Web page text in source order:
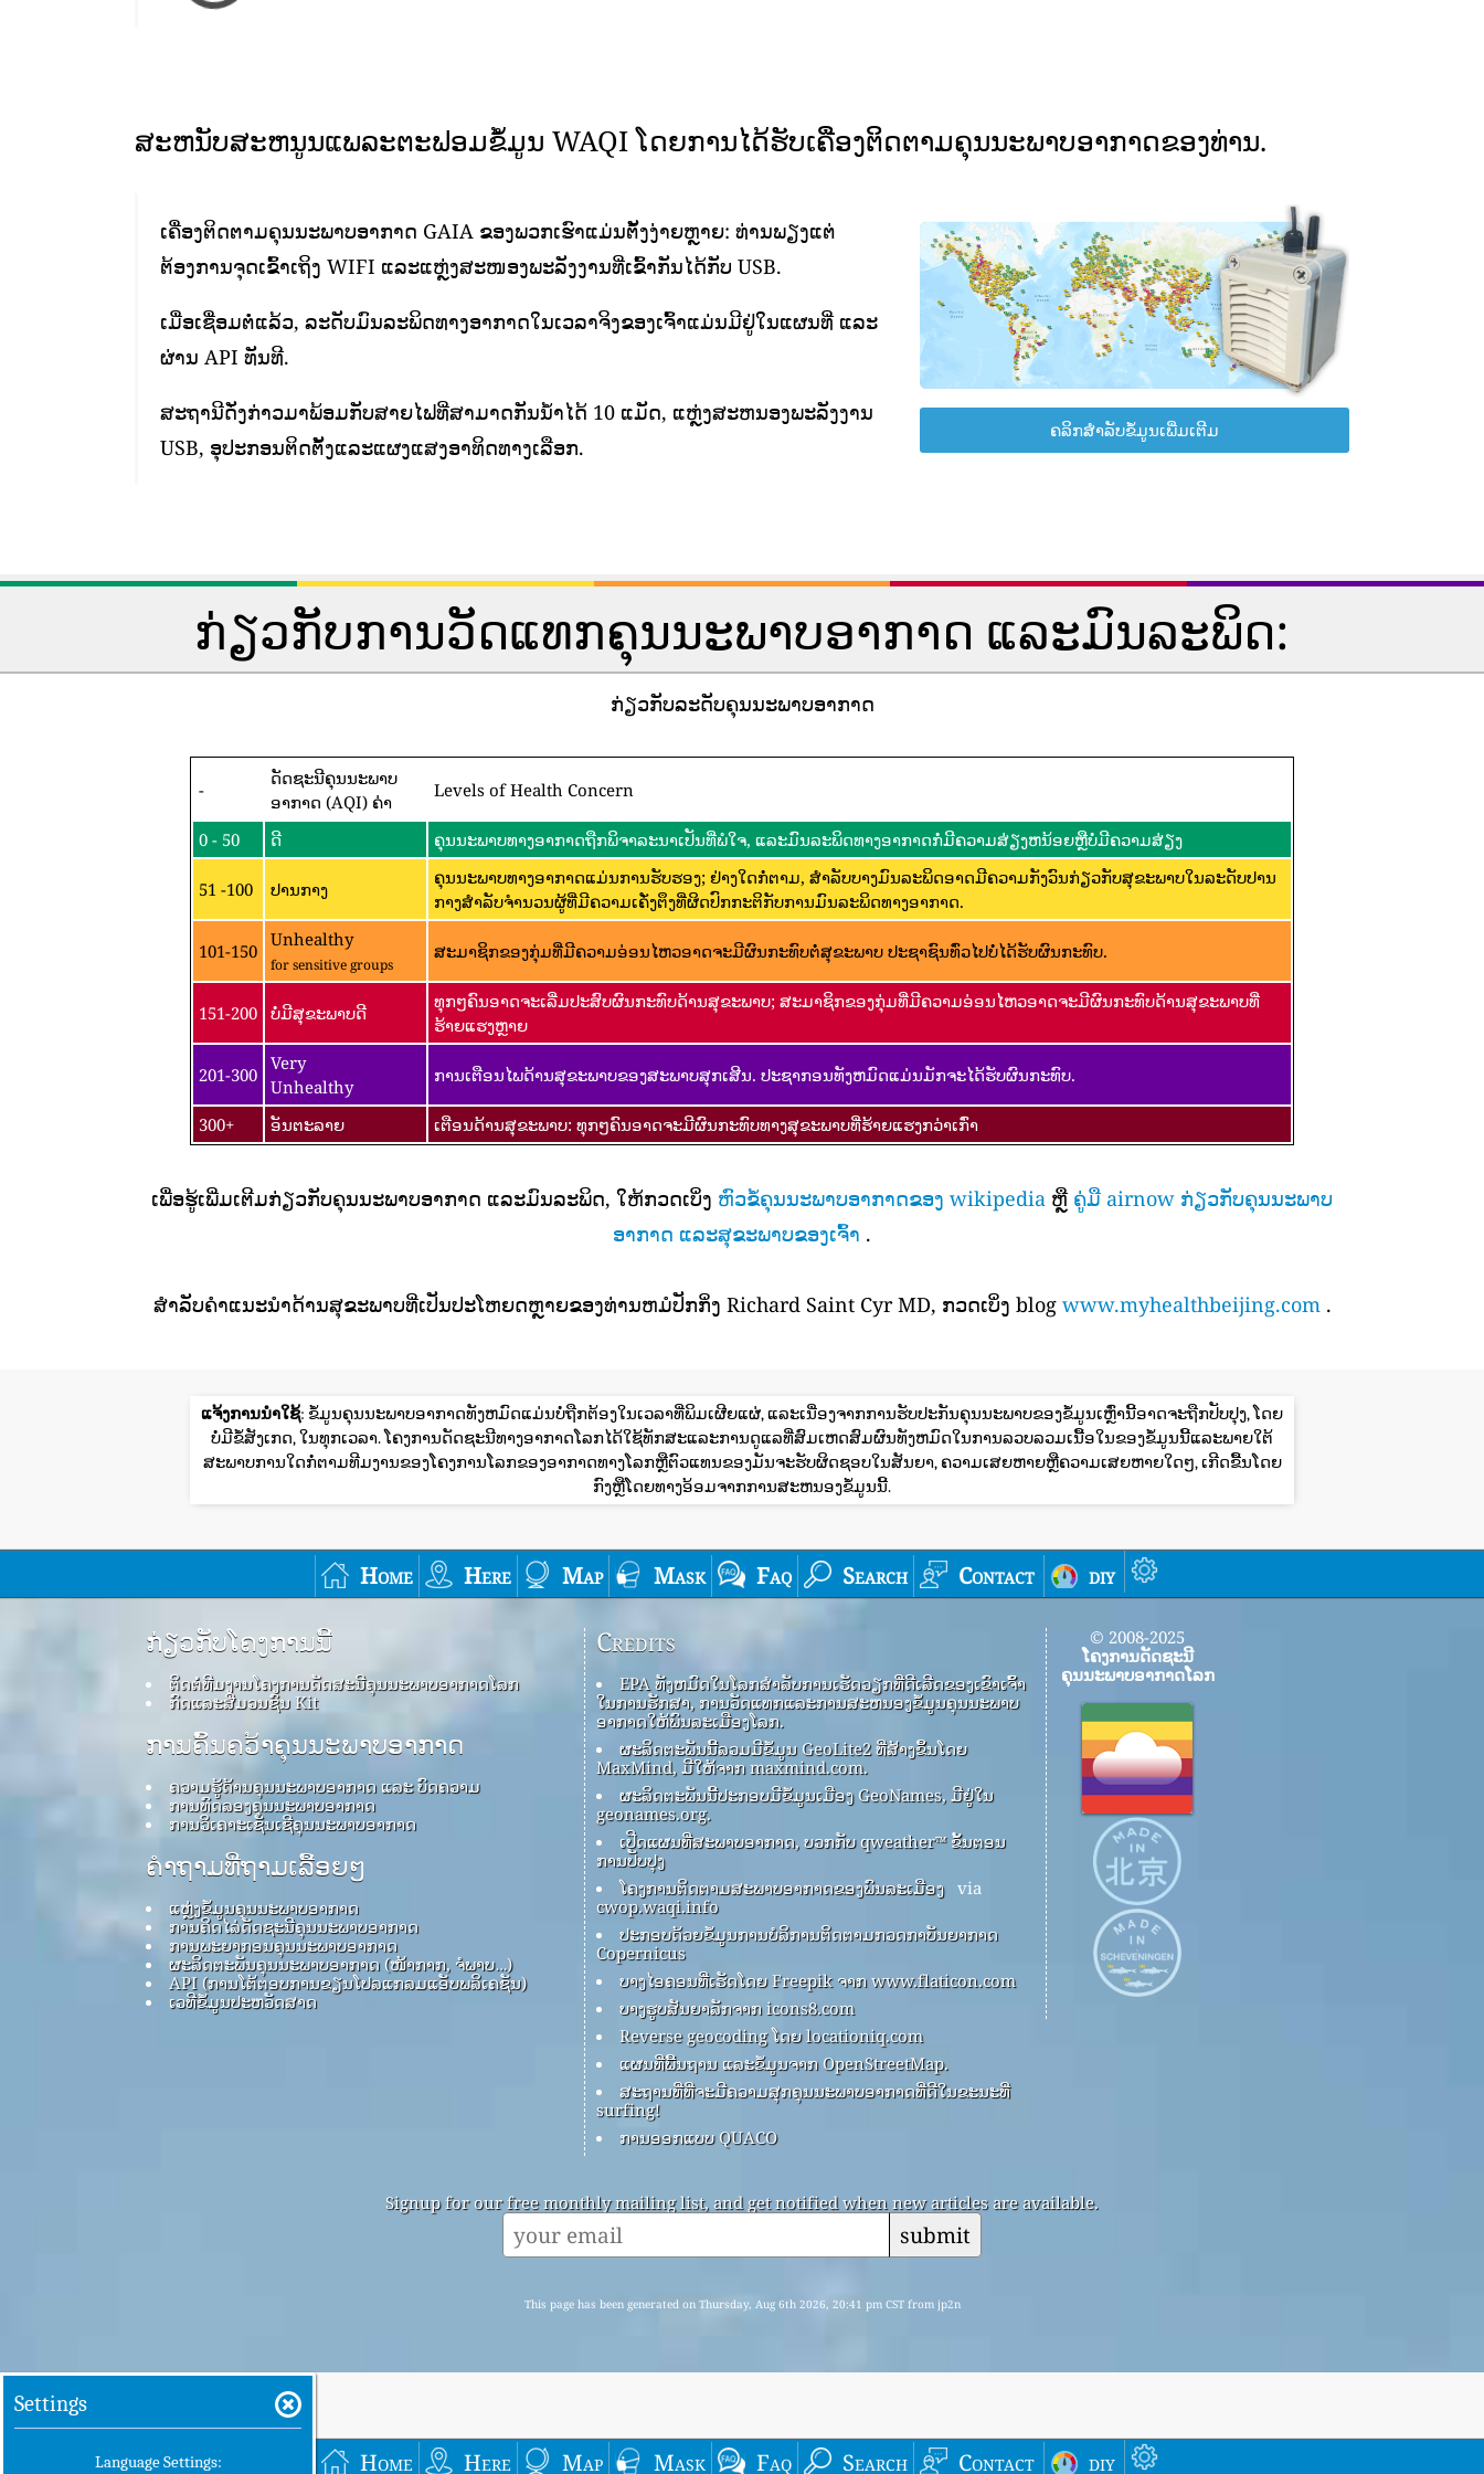
Home Here Map Mask Faq Search Contact diy
ສະຫນັບສະຫນູນແພລະຕະຟອມຂໍ້ມູນ WAQI ໂດຍການໄດ້ຮັບເຄື່ອງຕິດຕາມຄຸນນະພາບອາກາດຂອງທ່ານ.
ເຄື່ອງຕິດຕາມຄຸນນະພາບອາກາດ GAIA ຂອງພວກເຮົາແມ່ນຕັ້ງງ່າຍຫຼາຍ: ທ່ານພຽງແຕ່
ຕ້ອງການຈຸດເຂົ້າເຖິງ WIFI ແລະແຫຼ່ງສະໜອງພະລັງງານທີ່ເຂົ້າກັນໄດ້ກັບ USB.
ເມື່ອເຊື່ອມຕໍ່ແລ້ວ, ລະດັບມົນລະພິດທາງອາກາດໃນເວລາຈິງຂອງເຈົ້າແມ່ນມີຢູ່ໃນແຜນທີ່ ແລະ
ຜ່ານ API ທັນທີ.
ສະຖານີດັ່ງກ່າວມາພ້ອມກັບສາຍໄຟທີ່ສາມາດກັນນ້ໍາໄດ້ 10 ແມັດ, ແຫຼ່ງສະຫນອງພະລັງງານ
USB, ອຸປະກອນຕິດຕັ້ງແລະແຜງແສງອາທິດທາງເລືອກ.
ຄລິກສຳລັບຂໍ້ມູນເພີ່ມເຕີມ
ກ່ຽວກັບການວັດແທກຄຸນນະພາບອາກາດ ແລະມົນລະພິດ:
ກ່ຽວກັບລະດັບຄຸນນະພາບອາກາດ
-
ດັດຊະນີຄຸນນະພາບ
ອາກາດ (AQI) ຄ່າ
Levels of Health Concern
0 - 50 ດີ ຄຸນນະພາບທາງອາກາດຖືກພິຈາລະນາເປັນທີ່ພໍໃຈ, ແລະມົນລະພິດທາງອາກາດກໍ່ມີຄວາມສ່ຽງຫນ້ອຍຫຼືບໍ່ມີຄວາມສ່ຽງ
51 -100 ປານກາງ
ຄຸນນະພາບທາງອາກາດແມ່ນການຮັບຮອງ; ຢ່າງໃດກໍ່ຕາມ, ສໍາລັບບາງມົນລະພິດອາດມີຄວາມກັງວົນກ່ຽວກັບສຸຂະພາບໃນລະດັບປານ
ກາງສໍາລັບຈໍານວນຜູ້ທີ່ມີຄວາມເຄັ່ງຕຶງທີ່ຜິດປົກກະຕິກັບການມົນລະພິດທາງອາກາດ.
101-150
Unhealthy
for sensitive groups
ສະມາຊິກຂອງກຸ່ມທີ່ມີຄວາມອ່ອນໄຫວອາດຈະມີຜົນກະທົບຕໍ່ສຸຂະພາບ ປະຊາຊົນທົ່ວໄປບໍ່ໄດ້ຮັບຜົນກະທົບ.
151-200 ບໍ່ມີສຸຂະພາບດີ
ທຸກໆຄົນອາດຈະເລີ່ມປະສົບຜົນກະທົບດ້ານສຸຂະພາບ; ສະມາຊິກຂອງກຸ່ມທີ່ມີຄວາມອ່ອນໄຫວອາດຈະມີຜົນກະທົບດ້ານສຸຂະພາບທີ່
ຮ້າຍແຮງຫຼາຍ
201-300
Very
Unhealthy
ການເຕືອນໄພດ້ານສຸຂະພາບຂອງສະພາບສຸກເສີນ. ປະຊາກອນທັງຫມົດແມ່ນມັກຈະໄດ້ຮັບຜົນກະທົບ.
300+ ອັນຕະລາຍ ເຕືອນດ້ານສຸຂະພາບ: ທຸກໆຄົນອາດຈະມີຜົນກະທົບທາງສຸຂະພາບທີ່ຮ້າຍແຮງກວ່າເກົ່າ
ເພື່ອຮູ້ເພີ່ມເຕີມກ່ຽວກັບຄຸນນະພາບອາກາດ ແລະມົນລະພິດ, ໃຫ້ກວດເບິ່ງ ຫົວຂໍ້ຄຸນນະພາບອາກາດຂອງ wikipedia ຫຼື ຄູ່ມື airnow ກ່ຽວກັບຄຸນນະພາບ
ອາກາດ ແລະສຸຂະພາບຂອງເຈົ້າ .
ສໍາລັບຄໍາແນະນໍາດ້ານສຸຂະພາບທີ່ເປັນປະໂຫຍດຫຼາຍຂອງທ່ານຫມໍປັກກິ່ງ Richard Saint Cyr MD, ກວດເບິ່ງ blog www.myhealthbeijing.com.
ແຈ້ງການນໍາໃຊ້: ຂໍ້ມູນຄຸນນະພາບອາກາດທັງຫມົດແມ່ນບໍ່ຖືກຕ້ອງໃນເວລາທີ່ພິມເຜີຍແຜ່, ແລະເນື່ອງຈາກການຮັບປະກັນຄຸນນະພາບຂອງຂໍ້ມູນເຫຼົ່ານີ້ອາດຈະຖືກປັບປຸງ, ໂດຍ
ບໍ່ມີຂໍ້ສັງເກດ, ໃນທຸກເວລາ. ໂຄງການດັດຊະນີທາງອາກາດໂລກໄດ້ໃຊ້ທັກສະແລະການດູແລທີ່ສົມເຫດສົມຜົນທັງຫມົດໃນການລວບລວມເນື້ອໃນຂອງຂໍ້ມູນນີ້ແລະພາຍໃຕ້
ສະພາບການໃດກໍ່ຕາມທີມງານຂອງໂຄງການໂລກຂອງອາກາດທາງໂລກຫຼືຕົວແທນຂອງມັນຈະຮັບຜິດຊອບໃນສັນຍາ, ຄວາມເສຍຫາຍຫຼືຄວາມເສຍຫາຍໃດໆ, ເກີດຂື້ນໂດຍ
ກົງຫຼືໂດຍທາງອ້ອມຈາກການສະຫນອງຂໍ້ມູນນີ້.
Home Here Map Mask Faq Search Contact diy
ກ່ຽວກັບໂຄງການນີ້
ຕິດຕໍ່ທີມງານໂຄງການດັດສະນີຄຸນນະພາບອາກາດໂລກ
ກົດ​ແລະ​ສື່​ມວນ​ຊົນ Kit
ການຄົ້ນຄວ້າຄຸນນະພາບອາກາດ
ຄວາມຮູ້ດ້ານຄຸນນະພາບອາກາດ ແລະ ບົດຄວາມ
ການທົດລອງຄຸນນະພາບອາກາດ
ການວິເຄາະເຊັນເຊີຄຸນນະພາບອາກາດ
ຄໍາຖາມທີ່ຖາມເລື້ອຍໆ
ແຫຼ່ງຂໍ້ມູນຄຸນນະພາບອາກາດ
ການຄິດໄລ່ດັດຊະນີຄຸນນະພາບອາກາດ
ການພະຍາກອນຄຸນນະພາບອາກາດ
ຜະລິດຕະພັນຄຸນນະພາບອາກາດ (ໜ້າກາກ, ຈໍພາບ…)
API (ການໂຕ້ຕອບການຂຽນໂປລແກລມແອັບພລິເຄຊັນ)
ເວທີຂໍ້ມູນປະຫວັດສາດ
Credits
EPA ທັງ​ຫມົດ​ໃນ​ໂລກ​ສໍາ​ລັບ​ການ​ເຮັດ​ວຽກ​ທີ່​ດີ​ເລີດ​ຂອງ​ເຂົາ​ເຈົ້າ​
ໃນ​ການ​ຮັກ​ສາ​, ການ​ວັດ​ແທກ​ແລະ​ການ​ສະ​ຫນອງ​ຂໍ້​ມູນ​ຄຸນ​ນະ​ພາບ​
ອາ​ກາດ​ໃຫ້​ພົນ​ລະ​ເມືອງ​ໂລກ​.
ຜະລິດຕະພັນນີ້ລວມມີຂໍ້ມູນ GeoLite2 ທີ່ສ້າງຂຶ້ນໂດຍ
MaxMind, ມີໃຫ້ຈາກ maxmind.com.
ຜະລິດຕະພັນນີ້ປະກອບມີຂໍ້ມູນເມືອງ GeoNames, ມີຢູ່ໃນ
geonames.org.
ເປີດແຜນທີ່ສະພາບອາກາດ, ບວກກັບ qweather™ ຂັ້ນຕອນ
ການປັບປຸງ
ໂຄງການຕິດຕາມສະພາບອາກາດຂອງພົນລະເມືອງ via
cwop.waqi.info
ປະກອບດ້ວຍຂໍ້ມູນການບໍລິການຕິດຕາມກວດກາບັນຍາກາດ
Copernicus
ບາງໄອຄອນທີ່ເຮັດໂດຍ Freepik ຈາກ www.flaticon.com
ບາງຮູບສັນຍາລັກຈາກ icons8.com
Reverse geocoding ໂດຍ locationiq.com
ແຜນທີ່ພື້ນຖານ ແລະຂໍ້ມູນຈາກ OpenStreetMap.
ສະຖານທີ່ທີ່ຈະມີຄວາມສຸກຄຸນນະພາບອາກາດທີ່ດີໃນຂະນະທີ່
surfing!
ການອອກແບບ QUACO
© 2008-2025
ໂຄງການດັດຊະນີ
ຄຸນນະພາບອາກາດໂລກ
Signup for our free monthly mailing list, and get notified when new articles are available.
submit
This page has been generated on Thursday, Aug 6th 2026, 20:41 pm CST from jp2n
Settings
Language Settings: